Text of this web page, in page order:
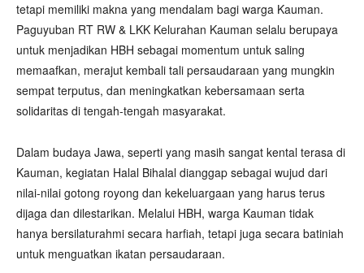
tetapi memiliki makna yang mendalam bagi warga Kauman.
Paguyuban RT RW & LKK Kelurahan Kauman selalu berupaya
untuk menjadikan HBH sebagai momentum untuk saling
memaafkan, merajut kembali tali persaudaraan yang mungkin
sempat terputus, dan meningkatkan kebersamaan serta
solidaritas di tengah-tengah masyarakat.
Dalam budaya Jawa, seperti yang masih sangat kental terasa di
Kauman, kegiatan Halal Bihalal dianggap sebagai wujud dari
nilai-nilai gotong royong dan kekeluargaan yang harus terus
dijaga dan dilestarikan. Melalui HBH, warga Kauman tidak
hanya bersilaturahmi secara harfiah, tetapi juga secara batiniah
untuk menguatkan ikatan persaudaraan.